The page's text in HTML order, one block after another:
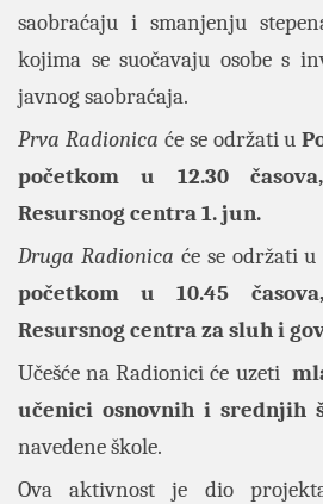
saobraćaju i smanjenju
kojima se suočavaju osobe s
javnog saobraćaja.
Prva Radionica će se održati u
početkom u 12.30
Resursnog centra 1. jun.
Druga Radionica će se održati u
početkom u 10.45
Resursnog centra za sluh i
Učešće na Radionici će uzeti
učenici osnovnih i srednjih
navedene škole.
Ova aktivnost je dio